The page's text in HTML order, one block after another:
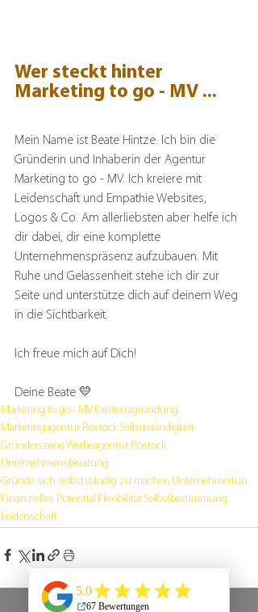
Wer steckt hinter
Marketing to go - MV ...
Mein Name ist Beate Hintze. Ich bin die
Gründerin und Inhaberin der Agentur
Marketing to go - MV. Ich kreiere mit
Leidenschaft und Empathie Websites,
Logos & Co. Am allerliebsten aber helfe ich
dir dabei, dir eine komplette
Unternehmenspräsenz aufzubauen. Mit
Ruhe und Gelassenheit stehe ich dir zur
Seite und unterstütze dich auf deinem Weg
in die Sichtbarkeit.
Ich freue mich auf Dich!
Deine Beate 💛
Marketing to go - MV Existenzgründung
Marketingagentur Rostock Selbstständigkeit
GründerszeneWerbeagentur Rostock
Unternehmensberatung
Gründe sich selbstständig zu machen Unternehmertun
Finanzielles Potential Flexibilität Selbstbestimmung
Leidenschaft